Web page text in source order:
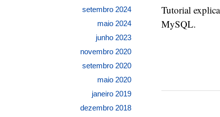
Tutorial
MySQL.
setembro 2024
maio 2024
junho 2023
novembro 2020
setembro 2020
maio 2020
janeiro 2019
dezembro 2018